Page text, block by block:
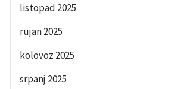
listopad 2025
rujan 2025
kolovoz 2025
srpanj 2025